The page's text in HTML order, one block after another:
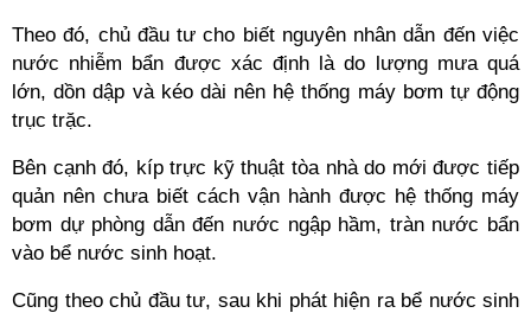
Theo đó, chủ đầu tư cho biết nguyên nhân dẫn đến việc
nước nhiễm bẩn được xác định là do lượng mưa quá
lớn, dồn dập và kéo dài nên hệ thống máy bơm tự động
trục trặc.
Bên cạnh đó, kíp trực kỹ thuật tòa nhà do mới được tiếp
quản nên chưa biết cách vận hành được hệ thống máy
bơm dự phòng dẫn đến nước ngập hầm, tràn nước bẩn
vào bể nước sinh hoạt.
Cũng theo chủ đầu tư, sau khi phát hiện ra bể nước sinh